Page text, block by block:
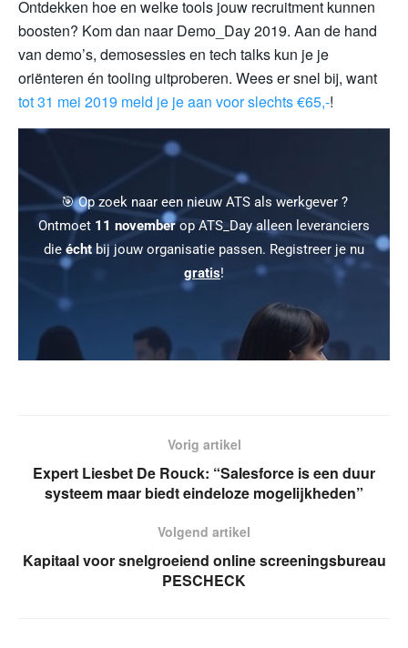
Ontdekken hoe en welke tools jouw recruitment kunnen
boosten? Kom dan naar Demo_Day 2019. Aan de hand
van demo’s, demosessies en tech talks kun je je
oriënteren én tooling uitproberen. Wees er snel bij, want
tot 31 mei 2019 meld je je aan voor slechts €65,-!
🎯 Op zoek naar een nieuw ATS als werkgever ?
Ontmoet 11 novemberop ATS_Day alleen leveranciers
die écht bij jouw organisatie passen. Registreer je nu
gratis!
Vorig artikel
Expert Liesbet De Rouck: “Salesforce is een duur
systeem maar biedt eindeloze mogelijkheden”
Volgend artikel
Kapitaal voor snelgroeiend online screeningsbureau
PESCHECK